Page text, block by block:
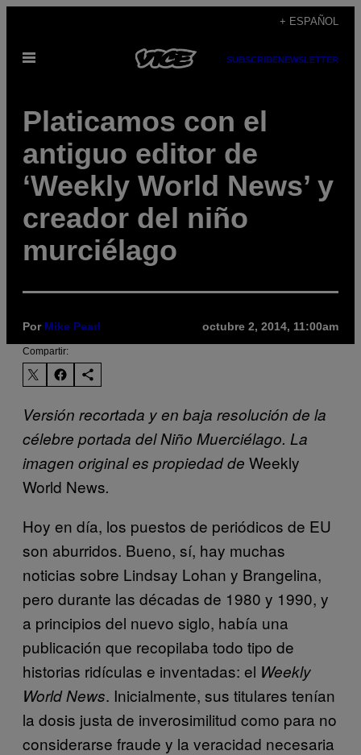
contenido
+ ESPAÑOL
Abrir
SUBSCRIBENEWSLETTER
Platicamos con el
antiguo editor de
‘Weekly World News’ y
creador del niño
murciélago
Por Mike Pearl octubre 2, 2014, 11:00am
Compartir:
Versión recortada y en baja resolución de la
célebre portada del Niño Muerciélago. La
imagen original es propiedad de Weekly
World News.
Hoy en día, los puestos de periódicos de EU
son aburridos. Bueno, sí, hay muchas
noticias sobre Lindsay Lohan y Brangelina,
pero durante las décadas de 1980 y 1990, y
a principios del nuevo siglo, había una
publicación que recopilaba todo tipo de
historias ridículas e inventadas: el Weekly
World News. Inicialmente, sus titulares tenían
la dosis justa de inverosimilitud como para no
considerarse fraude y la veracidad necesaria